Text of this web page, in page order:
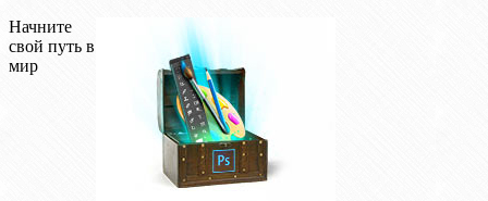
Начните
свой путь в
мир